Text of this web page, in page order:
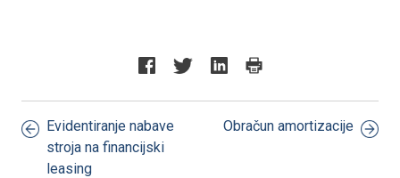
Evidentiranje nabave
stroja na financijski
leasing
Obračun amortizacije